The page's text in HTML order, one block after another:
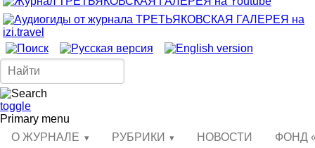
toggle
Primary menu
О ЖУРНАЛЕ
РУБРИКИ НОВОСТИ
ФОНД